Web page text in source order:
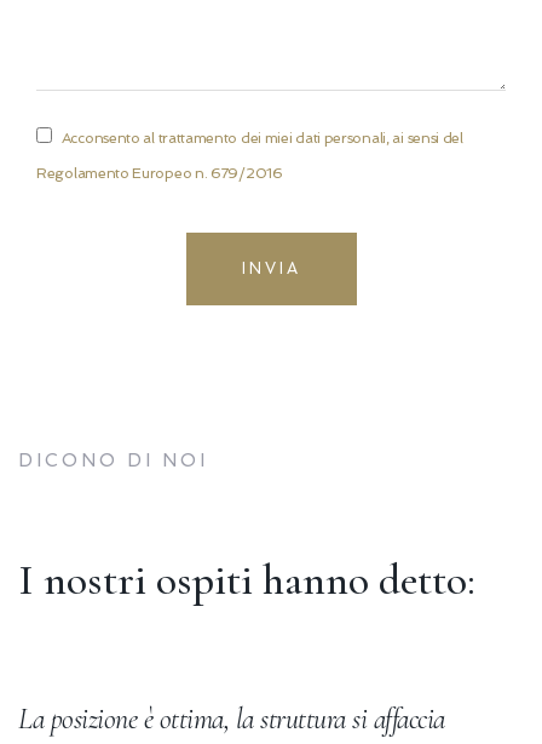
Acconsento al trattamento dei miei dati personali, ai sensi del
Regolamento Europeo n. 679/2016
INVIA
DICONO DI NOI
I nostri ospiti hanno detto:
La posizione è ottima, la struttura si affaccia